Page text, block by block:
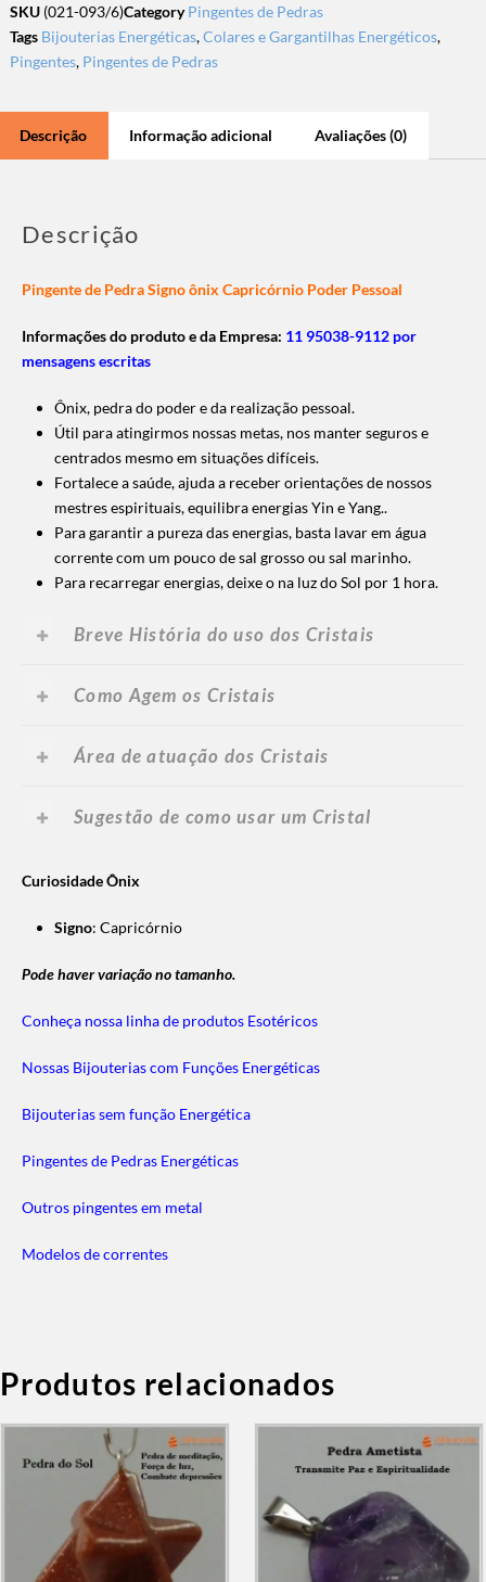
SKU (021-093/6)Category Pingentes de Pedras
Tags Bijouterias Energéticas,Colares e Gargantilhas Energéticos,
Pingentes, Pingentes de Pedras
Descrição Informação adicional Avaliações (0)
Descrição
Pingente de Pedra Signo ônix Capricórnio Poder Pessoal
Informações do produto e da Empresa: 11 95038-9112 por
mensagens escritas
Ônix, pedra do poder e da realização pessoal.
Útil para atingirmos nossas metas, nos manter seguros e
centrados mesmo em situações difíceis.
Fortalece a saúde, ajuda a receber orientações de nossos
mestres espirituais, equilibra energias Yin e Yang..
Para garantir a pureza das energias, basta lavar em água
corrente com um pouco de sal grosso ou sal marinho.
Para recarregar energias, deixe o na luz do Sol por 1 hora.
Breve História do uso dos Cristais
Como Agem os Cristais
Área de atuação dos Cristais
Sugestão de como usar um Cristal
Curiosidade Ônix
Signo: Capricórnio
Pode haver variação no tamanho.
Conheça nossa linha de produtos Esotéricos
Nossas Bijouterias com Funções Energéticas
Bijouterias sem função Energética
Pingentes de Pedras Energéticas
Outros pingentes em metal
Modelos de correntes
Produtos relacionados